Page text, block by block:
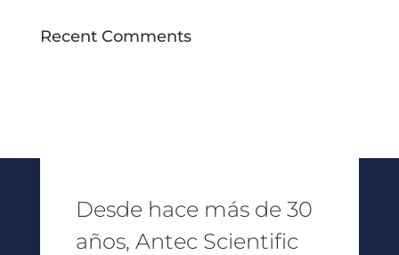
Recent Comments
Desde hace más de 30
años, Antec Scientific